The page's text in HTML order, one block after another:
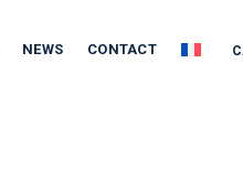
NEWS CONTACT